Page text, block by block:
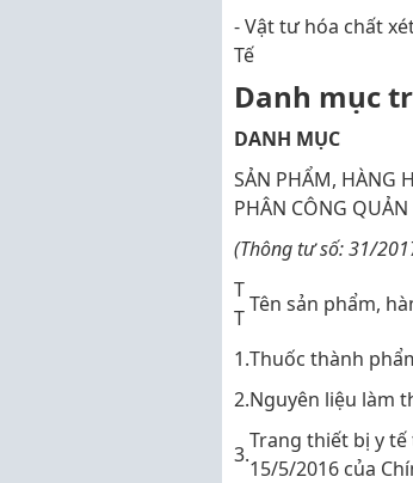
- Vật tư hóa chất
Tế
Danh mục
DANH MỤC
SẢN PHẨM, HÀNG
PHÂN CÔNG QUẢN
(Thông tư số: 31/
T
T
Tên sản phẩm,
1.Thuốc thành
2.Nguyên liệu làm
3.
Trang thiết bị y
15/5/2016 của